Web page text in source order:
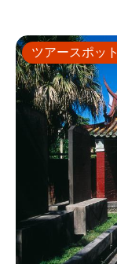
ツアースポット